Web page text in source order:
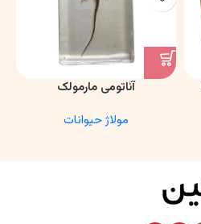
آناتومی مارمولک
مولاژ حیوانات